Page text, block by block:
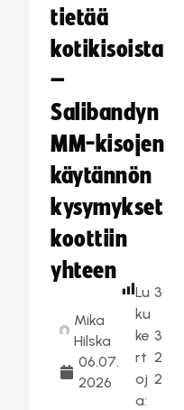
tietää
kotikisoista
–
Salibandyn
MM-kisojen
käytännön
kysymykset
koottiin
yhteen
Mika
Hilska
06.07.
2026
Lu
ku
ke
rt
oj
a:
3
3
2
2